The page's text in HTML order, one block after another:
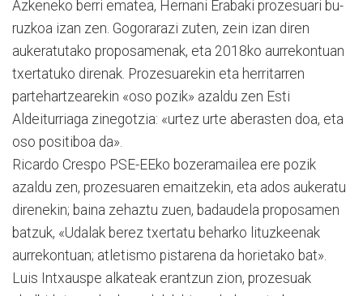
Azkeneko berri ematea, Her­nani Erabaki prozesuari bu­
ruz­koa izan zen. Gogorarazi zuten, zein izan diren
aukeratutako proposamenak, eta 2018ko au­rrekontuan
txertatuko direnak. Prozesuarekin eta herritarren
partehartzearekin «oso pozik» azaldu zen Esti
Aldeiturriaga zinegotzia: «urtez urte aberas­ten doa, eta
oso positiboa da».
Ricardo Crespo PSE-EEko bozeramailea ere pozik
azaldu zen, prozesuaren emaitzekin, eta ados aukeratu
direnekin; baina zehaztu zuen, badaudela proposamen
batzuk, «Udalak berez txertatu beharko lituz­ke­enak
aurrekontuan; atletismo pistarena da horietako bat».
Luis Intxauspe alkateak eran­tzun zion, prozesuak